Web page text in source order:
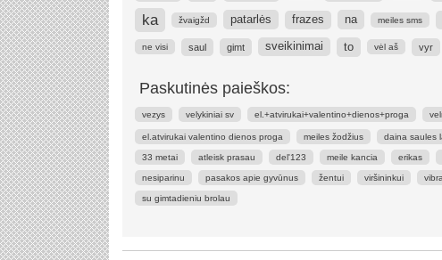
ka žvaigžd patarlės frazes na meiles sms
ne visi saul gimt sveikinimai to vėl aš vyr
Paskutinės paieškos:
vezys velykiniai sv el.+atvirukai+valentino+dienos+proga
el.atvirukai valentino dienos proga meiles žodžius daina saules
33 metai atleisk prasau del'123 meile kancia erikas
nesiparinu pasakos apie gyvūnus žentui viršininkui
su gimtadieniu brolau